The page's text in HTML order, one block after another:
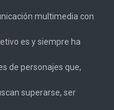
multimedia con
es y siempre ha
de personajes que,
superarse, ser